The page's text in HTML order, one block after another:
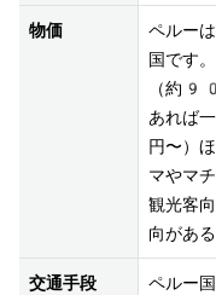
物価
ペルー
国です
（約
あれば
円〜）
マやマ
観光客
交通手段
ペルー